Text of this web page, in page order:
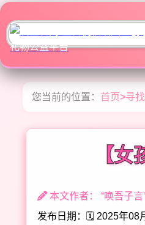
您当前的位置： 首页>寻
【
本文作者： “唤吾子言
发布日期：🗓️ 2025年08